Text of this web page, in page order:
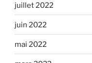
juillet 2022
juin 2022
mai 2022